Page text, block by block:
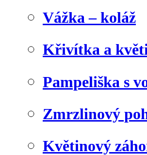
Vážka – koláž
Křivítka a
Pampeliška s
Zmrzlinový
Květinový